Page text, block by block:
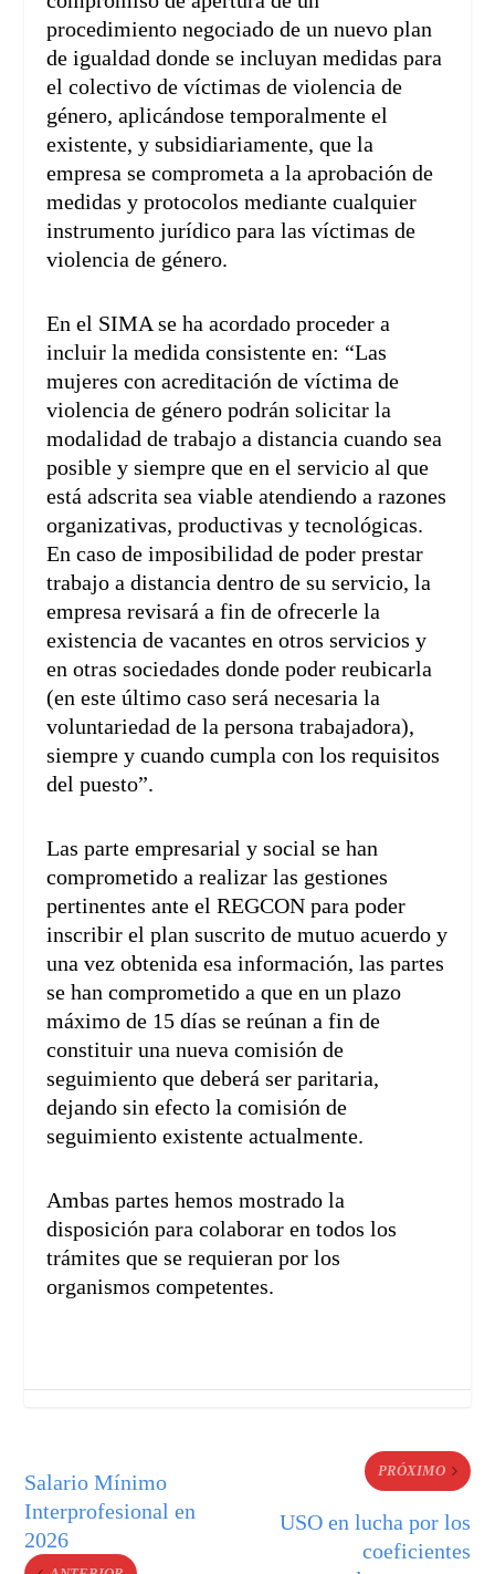
procedimiento negociado de un nuevo plan
de igualdad donde se incluyan medidas para
el colectivo de víctimas de violencia de
género, aplicándose temporalmente el
existente, y subsidiariamente, que la
empresa se comprometa a la aprobación de
medidas y protocolos mediante cualquier
instrumento jurídico para las víctimas de
violencia de género.
En el SIMA se ha acordado proceder a
incluir la medida consistente en: “Las
mujeres con acreditación de víctima de
violencia de género podrán solicitar la
modalidad de trabajo a distancia cuando sea
posible y siempre que en el servicio al que
está adscrita sea viable atendiendo a razones
organizativas, productivas y tecnológicas.
En caso de imposibilidad de poder prestar
trabajo a distancia dentro de su servicio, la
empresa revisará a fin de ofrecerle la
existencia de vacantes en otros servicios y
en otras sociedades donde poder reubicarla
(en este último caso será necesaria la
voluntariedad de la persona trabajadora),
siempre y cuando cumpla con los requisitos
del puesto”.
Las parte empresarial y social se han
comprometido a realizar las gestiones
pertinentes ante el REGCON para poder
inscribir el plan suscrito de mutuo acuerdo y
una vez obtenida esa información, las partes
se han comprometido a que en un plazo
máximo de 15 días se reúnan a fin de
constituir una nueva comisión de
seguimiento que deberá ser paritaria,
dejando sin efecto la comisión de
seguimiento existente actualmente.
Ambas partes hemos mostrado la
disposición para colaborar en todos los
trámites que se requieran por los
organismos competentes.
Salario Mínimo
Interprofesional en
2026
PRÓXIMO
USO en lucha por los
coeficientes